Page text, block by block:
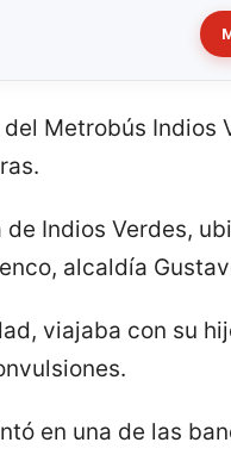
Metrobús Indios
Indios Verdes,
alcaldía
viajaba con su
en una de las